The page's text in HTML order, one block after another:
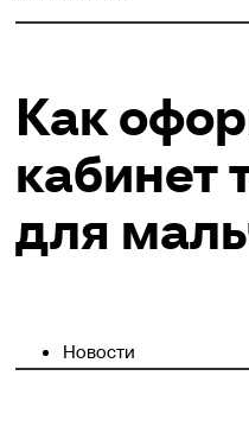
Как
кабинет
для
Новости